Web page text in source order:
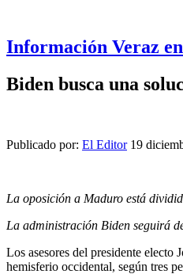
Información Veraz
Biden busca una
Publicado por: El Editor 19
La oposición a Maduro está
La administración Biden seguirá
Los asesores del presidente
hemisferio occidental, según tres